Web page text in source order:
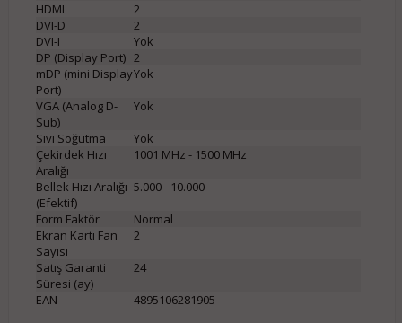
HDMI
2
DVI-D
2
DVI-I
Yok
DP (Display Port) 2
mDP (mini Display
Port)
Yok
VGA (Analog D-
Sub)
Yok
Sıvı Soğutma
Yok
Çekirdek Hızı
Aralığı
1001 MHz - 1500 MHz
Bellek Hızı Aralığı
(Efektif)
5.000 - 10.000
Form Faktör
Normal
Ekran Kartı Fan
Sayısı
2
Satış Garanti
Süresi (ay)
24
EAN
4895106281905